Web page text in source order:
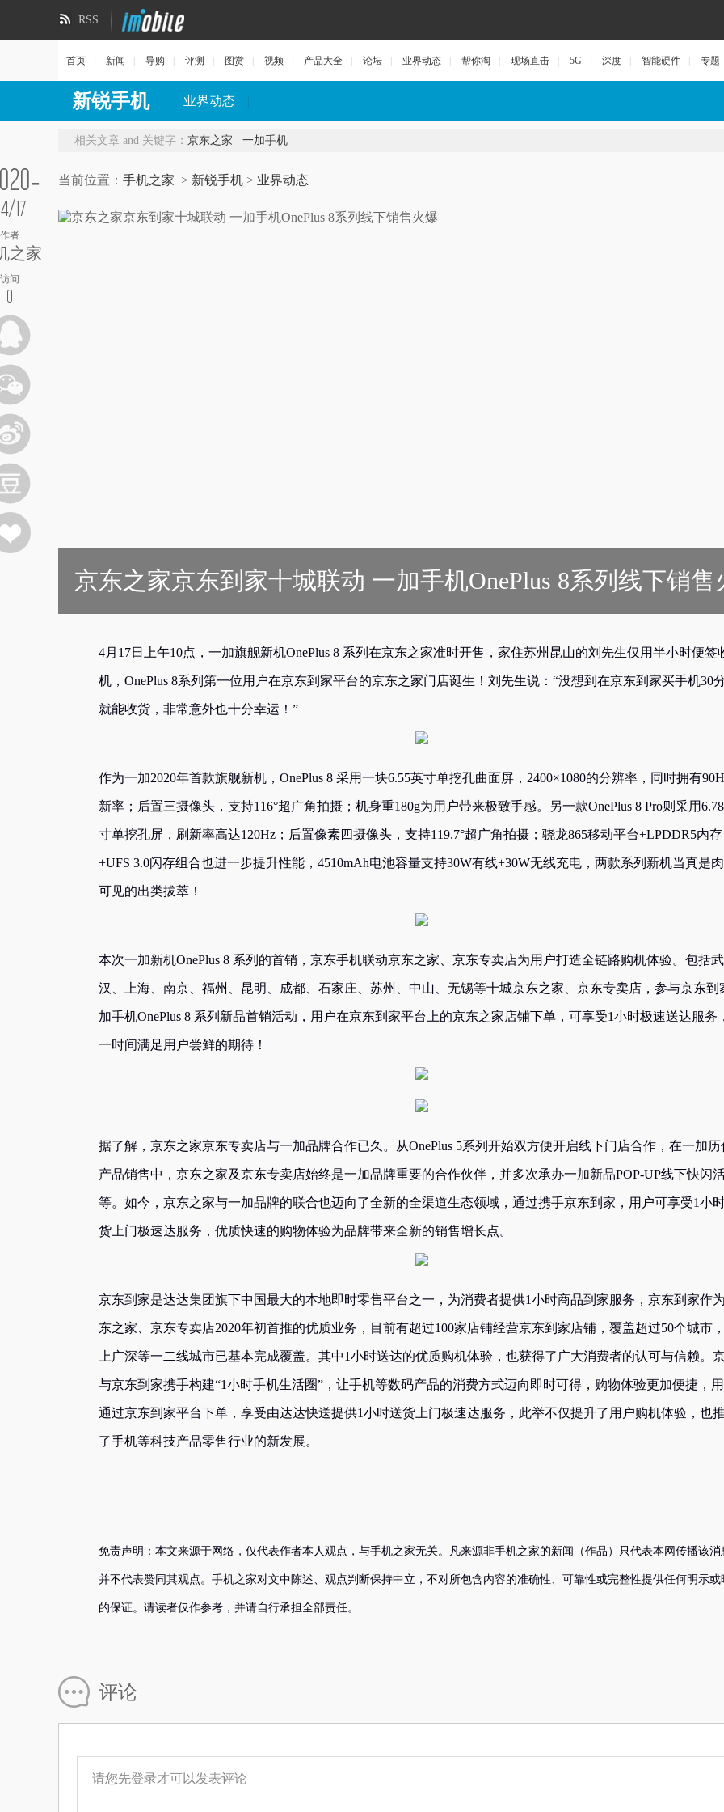
RSS
首页 新闻 导购 评测 图赏 视频 产品大全 论坛 业界动态 帮你淘 现场直击 5G 深度 智能硬件 专题
新锐手机 业界动态
17
作者
之家
访问
0
相关文章 and 关键字： 京东之家 一加手机
当前位置： 手机之家 > 新锐手机 > 业界动态
京东之家京东到家十城联动 一加手机OnePlus 8系列线下销售
4月17日上午10点，一加旗舰新机OnePlus 8 系列在京东之家准时开售，家住苏州昆山的刘先生仅用半小时便签
机，OnePlus 8系列第一位用户在京东到家平台的京东之家门店诞生！刘先生说：“没想到在京东到家买手机30
就能收货，非常意外也十分幸运！”
作为一加2020年首款旗舰新机，OnePlus 8 采用一块6.55英寸单挖孔曲面屏，2400×1080的分辨率，同时拥有
新率；后置三摄像头，支持116°超广角拍摄；机身重180g为用户带来极致手感。另一款OnePlus 8 Pro则采用
寸单挖孔屏，刷新率高达120Hz；后置像素四摄像头，支持119.7°超广角拍摄；骁龙865移动平台+LPDDR5内存
+UFS 3.0闪存组合也进一步提升性能，4510mAh电池容量支持30W有线+30W无线充电，两款系列新机当真是
可见的出类拔萃！
本次一加新机OnePlus 8 系列的首销，京东手机联动京东之家、京东专卖店为用户打造全链路购机体验。包括武
汉、上海、南京、福州、昆明、成都、石家庄、苏州、中山、无锡等十城京东之家、京东专卖店，参与京东到
加手机OnePlus 8 系列新品首销活动，用户在京东到家平台上的京东之家店铺下单，可享受1小时极速送达服务
一时间满足用户尝鲜的期待！
据了解，京东之家京东专卖店与一加品牌合作已久。从OnePlus 5系列开始双方便开启线下门店合作，在一加历
产品销售中，京东之家及京东专卖店始终是一加品牌重要的合作伙伴，并多次承办一加新品POP-UP线下快闪
等。如今，京东之家与一加品牌的联合也迈向了全新的全渠道生态领域，通过携手京东到家，用户可享受1小
货上门极速达服务，优质快速的购物体验为品牌带来全新的销售增长点。
京东到家是达达集团旗下中国最大的本地即时零售平台之一，为消费者提供1小时商品到家服务，京东到家作
东之家、京东专卖店2020年初首推的优质业务，目前有超过100家店铺经营京东到家店铺，覆盖超过50个城市
上广深等一二线城市已基本完成覆盖。其中1小时送达的优质购机体验，也获得了广大消费者的认可与信赖。
与京东到家携手构建“1小时手机生活圈”，让手机等数码产品的消费方式迈向即时可得，购物体验更加便捷，
通过京东到家平台下单，享受由达达快送提供1小时送货上门极速达服务，此举不仅提升了用户购机体验，也
了手机等科技产品零售行业的新发展。
免责声明：本文来源于网络，仅代表作者本人观点，与手机之家无关。凡来源非手机之家的新闻（作品）只代表本网传播该消
并不代表赞同其观点。手机之家对文中陈述、观点判断保持中立，不对所包含内容的准确性、可靠性或完整性提供任何明示或
的保证。请读者仅作参考，并请自行承担全部责任。
评论